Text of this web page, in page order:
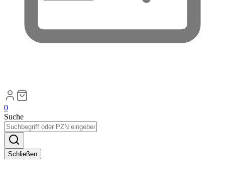
0
Suche
Schließen